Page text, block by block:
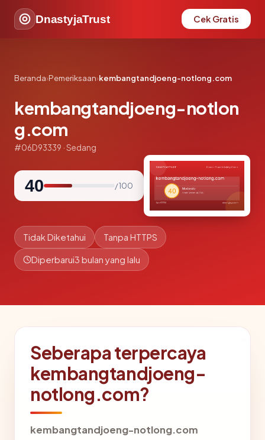
DnastyjaTrust Cek Gratis
Beranda›Pemeriksaan›kembangtandjoeng-notlong.com
kembangtandjoeng-notlon
g.com
#06D93339 · Sedang
40 / 100
Tidak Diketahui Tanpa HTTPS
Diperbarui3 bulan yang lalu
Seberapa terpercaya
kembangtandjoeng-
notlong.com?
kembangtandjoeng-notlong.com